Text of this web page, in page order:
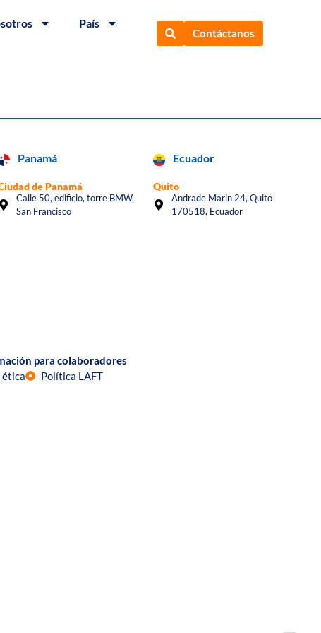
País
Contáctanos
Panamá
de Panamá
Calle 50, edificio, torre BMW,
San Francisco
Ecuador
Quito
Andrade Marin 24, Quito
170518, Ecuador
para colaboradores
ética Política LAFT